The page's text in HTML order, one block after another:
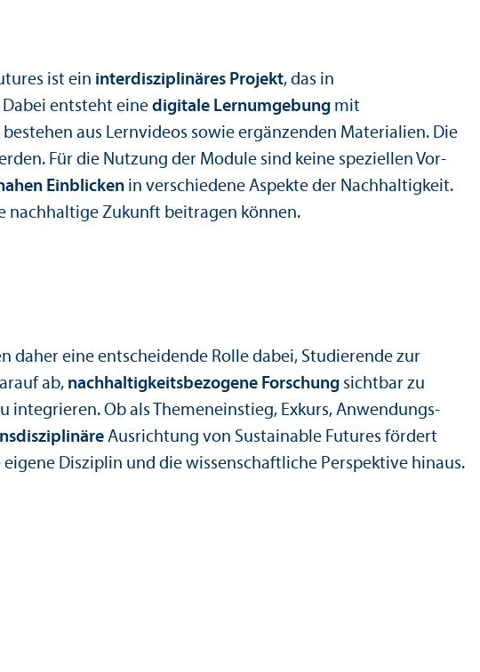
ist ein interdisziplinäres Projekt, das in
entsteht eine digitale Lernumgebung mit
aus Lernvideos sowie ergänzenden Materialien. Die
Für die Nutzung der Module sind keine speziellen Vor­
Einblicken in verschiedene Aspekte der Nachhaltigkeit.
nachhaltige Zukunft beitragen können.
daher eine entscheidende Rolle dabei, Studierende zur
ab, nachhaltigkeits­bezogene Forschung sichtbar zu
integrieren. Ob als Themeneinstieg, Exkurs, Anwendungs­
Ausrichtung von Sustainable Futures fördert
Disziplin und die wissenschaft­liche Perspektive hinaus.